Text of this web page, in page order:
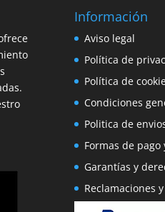
Información
Aviso legal
Política de
Política de
Condiciones
Politica de
Formas de
Garantías y
Reclamaciones